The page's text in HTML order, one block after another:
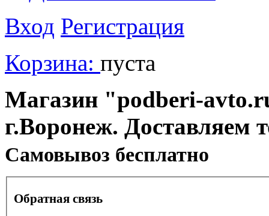
Вход Регистрация
Корзина: пуста
Магазин "podberi-
г.Воронеж. Доставляем
Cамовывоз бесплатно
Обратная связь